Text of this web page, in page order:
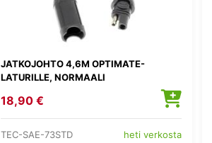
JATKOJOHTO 4,6M OPTIMATE-
LATURILLE, NORMAALI
18,90 €
TEC-SAE-73STD heti verkosta